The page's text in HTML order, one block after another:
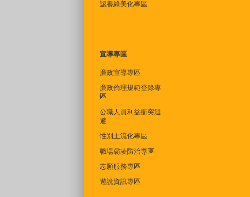
認養綠美化專區
宣導專區
廉政宣導專區
廉政倫理規範登錄專
區
公職人員利益衝突迴
避
性別主流化專區
職場霸凌防治專區
志願服務專區
遊說資訊專區